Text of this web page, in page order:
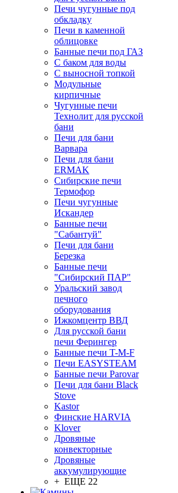
Печи чугунные под
обкладку
Печи в каменной
облицовке
Банные печи под ГАЗ
С баком для воды
С выносной топкой
Модульные
кирпичные
Чугунные печи
Технолит для русской
бани
Печи для бани
Варвара
Печи для бани
ERMAK
Сибирские печи
Термофор
Печи чугунные
Искандер
Банные печи
"Сабантуй"
Печи для бани
Березка
Банные печи
"Сибирский ПАР"
Уральский завод
печного
оборудования
Ижкомцентр ВВД
Для русской бани
печи Ферингер
Банные печи T-M-F
Печи EASYSTEAM
Банные печи Parovar
Печи для бани Black
Stove
Kastor
Финские HARVIA
Klover
Дровяные
конвекторные
Дровяные
аккумулирующие
+ ЕЩЕ 22